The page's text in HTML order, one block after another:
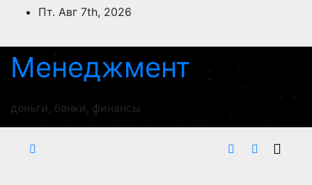
ПерейтиПт. Авг 7th, 2026
Менеджмент
деньги, банки, финансы